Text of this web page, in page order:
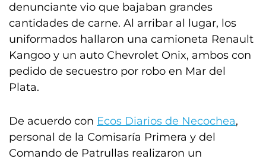
denunciante vio que bajaban grandes
cantidades de carne. Al arribar al lugar, los
uniformados hallaron una camioneta Renault
Kangoo y un auto Chevrolet Onix, ambos con
pedido de secuestro por robo en Mar del
Plata.
De acuerdo con Ecos Diarios de Necochea,
personal de la Comisaría Primera y del
Comando de Patrullas realizaron un